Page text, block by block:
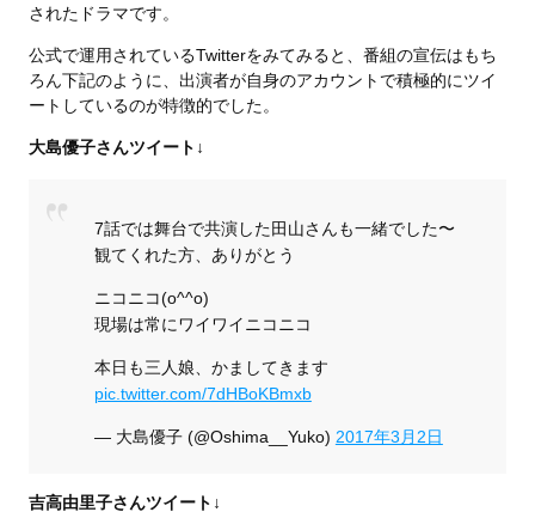
されたドラマです。
公式で運用されているTwitterをみてみると、番組の宣伝はもち
ろん下記のように、出演者が自身のアカウントで積極的にツイ
ートしているのが特徴的でした。
大島優子さんツイート↓
7話では舞台で共演した田山さんも一緒でした〜
観てくれた方、ありがとう
ニコニコ(o^^o)
現場は常にワイワイニコニコ
本日も三人娘、かましてきます
pic.twitter.com/7dHBoKBmxb
— 大島優子 (@Oshima__Yuko) 2017年3月2日
吉高由里子さんツイート↓